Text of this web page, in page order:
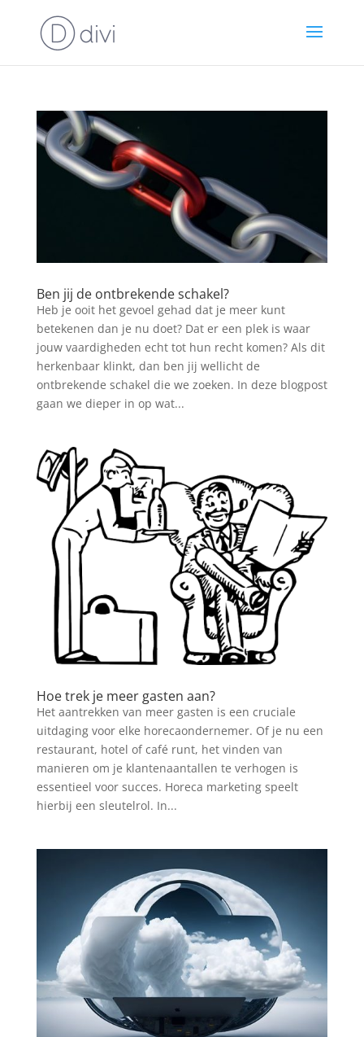
Ben jij de ontbrekende schakel?
Heb je ooit het gevoel gehad dat je meer kunt
betekenen dan je nu doet? Dat er een plek is waar
jouw vaardigheden echt tot hun recht komen? Als dit
herkenbaar klinkt, dan ben jij wellicht de
ontbrekende schakel die we zoeken. In deze blogpost
gaan we dieper in op wat...
Hoe trek je meer gasten aan?
Het aantrekken van meer gasten is een cruciale
uitdaging voor elke horecaondernemer. Of je nu een
restaurant, hotel of café runt, het vinden van
manieren om je klantenaantallen te verhogen is
essentieel voor succes. Horeca marketing speelt
hierbij een sleutelrol. In...